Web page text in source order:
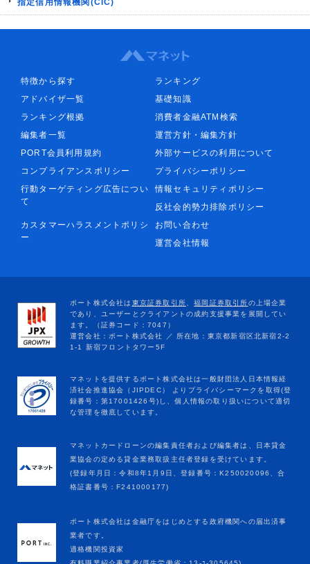
指定信用情報機関(CIC)
特徴から探す
ランキング
アドバイザ一覧
基礎知識
ランキング根拠
消費者金融ATM検索
編集者一覧
運営方針・編集方針
PORT会員利用規約
外部サービスの利用について
コンプライアンスポリシー
プライバシーポリシー
行動ターゲティング広告につい
て
情報セキュリティポリシー
反社会的勢力排除ポリシー
カスタマーハラスメントポリシ
ー
お問い合わせ
運営会社情報
マネットカードローンの編集責任者および編集者は、日本貸金
業協会の定める貸金業務取扱主任者登録を受けています。
(登録年月日：令和8年1月9日、登録番号：K250020096、合
格証書番号：F241000177)
ポート株式会社は金融庁をはじめとする政府機関への届出済事
業者です。
適格機関投資家